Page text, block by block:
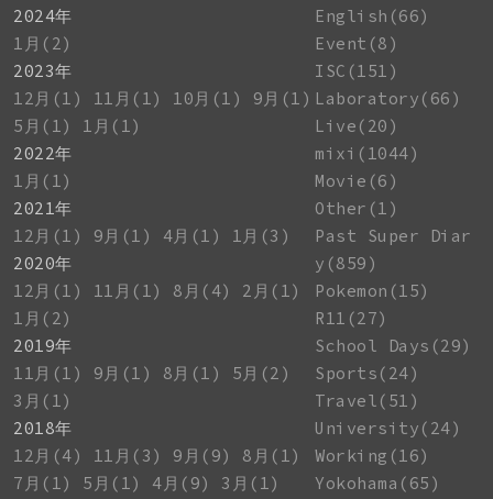
2024年
1月(2)
2023年
12月(1)
11月(1) 10月(1)
9月(1)
5月(1)
1月(1)
2022年
1月(1)
2021年
12月(1)
9月(1) 4月(1)
1月(3)
2020年
12月(1)
11月(1) 8月(4)
2月(1)
1月(2)
2019年
11月(1)
9月(1) 8月(1)
5月(2)
3月(1)
2018年
12月(4)
11月(3) 9月(9)
8月(1)
7月(1)
5月(1) 4月(9)
3月(1)
English(66)
Event(8)
ISC(151)
Laboratory(66)
Live(20)
mixi(1044)
Movie(6)
Other(1)
Past Super Diar
y(859)
Pokemon(15)
R11(27)
School Days(29)
Sports(24)
Travel(51)
University(24)
Working(16)
Yokohama(65)